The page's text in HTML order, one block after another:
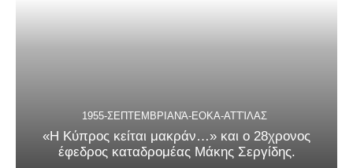
1955-ΣΕΠΤΕΜΒΡΙΑΝΆ-ΕΟΚΑ-ΑΤΤΊΛΑΣ
«Η Κύπρος κείται μακράν…» και ο 28χρονος
έφεδρος καταδρομέας Μάκης Σεργίδης.